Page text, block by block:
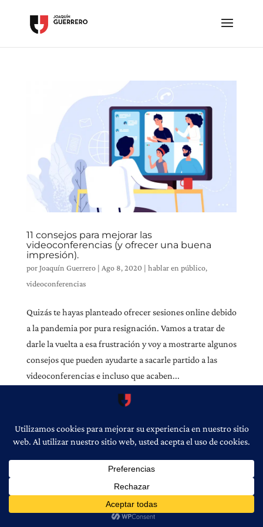
11 consejos para mejorar las
videoconferencias (y ofrecer una buena
impresión).
porJoaquín Guerrero| Ago 8, 2020 | hablar en público,
videoconferencias
Quizás te hayas planteado ofrecer sesiones online debido
a la pandemia por pura resignación. Vamos a tratar de
darle la vuelta a esa frustración y voy a mostrarte algunos
consejos que pueden ayudarte a sacarle partido a las
videoconferencias e incluso que acaben...